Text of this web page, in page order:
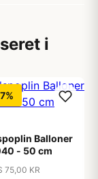
i
Balloner
- 50 cm
75,00 KR